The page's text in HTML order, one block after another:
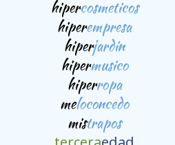
hipercosmeticos
hiperempresa
hiperjardin
hipermusico
hiperropa
meloconcedo
mistrapos